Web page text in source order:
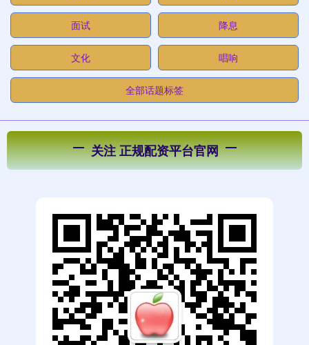
面试 降息
文化 唱响
全部话题标签
关注 正规配资平台官网